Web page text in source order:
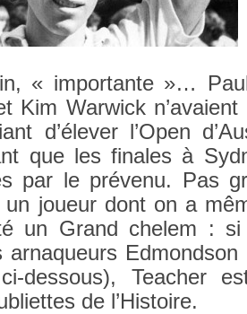
« im­por­tante »…
Kim War­wick
d’élever l’Open
que les fin­ales à
par le prévenu. Pas
joueur dont on a
un Grand chelem :
ar­naqueurs
dessous), Teach­er
de l’His­toire.